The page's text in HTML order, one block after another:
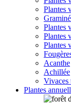
Plantes
Plantes
Plantes
Plantes
Acanthe
Achillée
Vivaces
Plantes